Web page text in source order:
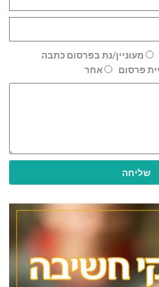
מעוניין/נת בפרסום כתבה
פרסום
אחר
שליחה